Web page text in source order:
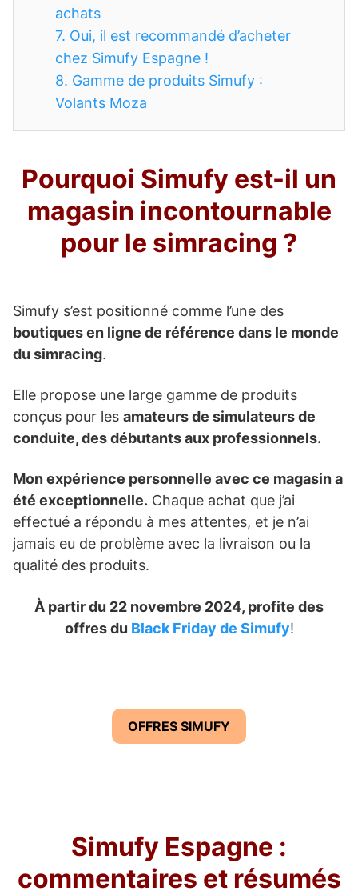
achats
7. Oui, il est recommandé d’acheter
chez Simufy Espagne !
8. Gamme de produits Simufy :
Volants Moza
Pourquoi Simufy est-il un
magasin incontournable
pour le simracing ?
Simufy s’est positionné comme l’une des
boutiques en ligne de référence dans le monde
du simracing.
Elle propose une large gamme de produits
conçus pour les amateurs de simulateurs de
conduite, des débutants aux professionnels.
Mon expérience personnelle avec ce magasin a
été exceptionnelle. Chaque achat que j’ai
effectué a répondu à mes attentes, et je n’ai
jamais eu de problème avec la livraison ou la
qualité des produits.
À partir du 22 novembre 2024, profite des
offres du Black Friday de Simufy!
OFFRES SIMUFY
Simufy Espagne :
commentaires et résumés